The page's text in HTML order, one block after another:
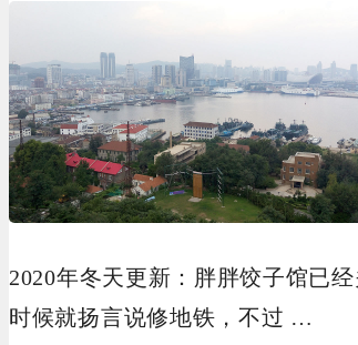
2020年冬天更新：胖胖饺子馆已
时候就扬言说修地铁，不过 …